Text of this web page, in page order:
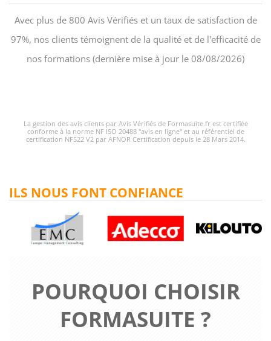
Avec plus de 800 Avis Vérifiés et un taux de satisfaction de
97%, nos clients témoignent de la qualité et de l'efficacité de
nos formations (dernière mise à jour le 08/08/2026)
La gestion des avis clients par Avis Vérifiés de Formasuite.fr est certifiée
conforme à la norme NF ISO 20488 "avis en ligne" et au référentiel de
certification NF522 V2 par AFNOR Certification depuis le 28 Mars 2014.
POURQUOI CHOISIR
FORMASUITE ?
ILS NOUS FONT CONFIANCE